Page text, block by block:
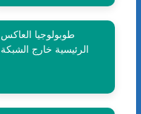
طوبولوجيا العاكس
الرئيسية خارج الشبكة